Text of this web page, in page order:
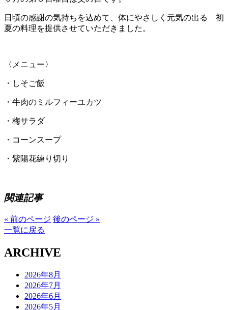
日頃の感謝の気持ちを込めて、体にやさしく元気の出る 初
夏の料理を提供させていただきました。
〈メニュー〉
・しそご飯
・牛肉のミルフィーユカツ
・梅サラダ
・コーンスープ
・紫陽花練り切り
関連記事
« 前のページ 後のページ »
一覧に戻る
ARCHIVE
2026年8月
2026年7月
2026年6月
2026年5月